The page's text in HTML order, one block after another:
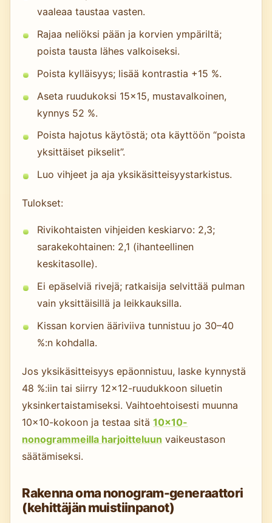
vaaleaa taustaa vasten.
Rajaa neliöksi pään ja korvien ympäriltä;
poista tausta lähes valkoiseksi.
Poista kylläisyys; lisää kontrastia +15 %.
Aseta ruudukoksi 15×15, mustavalkoinen,
kynnys 52 %.
Poista hajotus käytöstä; ota käyttöön “poista
yksittäiset pikselit”.
Luo vihjeet ja aja yksikäsitteisyystarkistus.
Tulokset:
Rivikohtaisten vihjeiden keskiarvo: 2,3;
sarakekohtainen: 2,1 (ihanteellinen
keskitasolle).
Ei epäselviä rivejä; ratkaisija selvittää pulman
vain yksittäisillä ja leikkauksilla.
Kissan korvien ääriviiva tunnistuu jo 30–40
%:n kohdalla.
Jos yksikäsitteisyys epäonnistuu, laske kynnystä
48 %:iin tai siirry 12×12-ruudukkoon siluetin
yksinkertaistamiseksi. Vaihtoehtoisesti muunna
10×10-kokoon ja testaa sitä10×10-
nonogrammeilla harjoitteluun vaikeustason
säätämiseksi.
Rakenna oma nonogram-generaattori
(kehittäjän muistiinpanot)